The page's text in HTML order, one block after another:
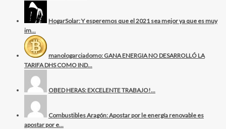
HogarSolar: Y esperemos que el 2021 sea mejor ya que es muy
im...
manologarciadomo: GANA ENERGIA NO DESARROLLÓ LA
TARIFA DHS COMO IND...
OBED HERAS: EXCELENTE TRABAJO!...
Combustibles Aragón: Apostar por le energía renovable es
apostar por e...